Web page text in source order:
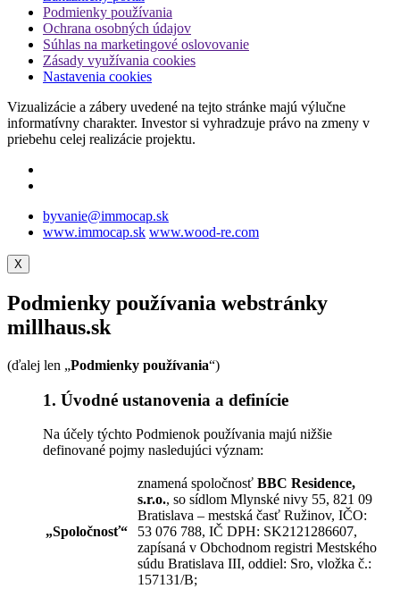
Podmienky používania
Ochrana osobných údajov
Súhlas na marketingové oslovovanie
Zásady využívania cookies
Nastavenia cookies
Vizualizácie a zábery uvedené na tejto stránke majú výlučne
informatívny charakter. Investor si vyhradzuje právo na zmeny v
priebehu celej realizácie projektu.
byvanie@immocap.sk
www.immocap.sk www.wood-re.com
X
Podmienky používania webstránky
millhaus.sk
(ďalej len „Podmienky používania“)
1. Úvodné ustanovenia a definície
Na účely týchto Podmienok používania majú nižšie
definované pojmy nasledujúci význam:
„Spoločnosť“
znamená spoločnosť BBC Residence,
s.r.o., so sídlom Mlynské nivy 55, 821 09
Bratislava – mestská časť Ružinov, IČO:
53 076 788, IČ DPH: SK2121286607,
zapísaná v Obchodnom registri Mestského
súdu Bratislava III, oddiel: Sro, vložka č.:
157131/B;